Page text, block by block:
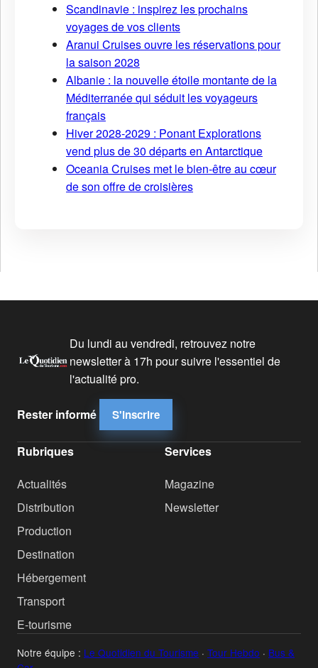
Scandinavie : inspirez les prochains
voyages de vos clients
Aranui Cruises ouvre les réservations pour
la saison 2028
Albanie : la nouvelle étoile montante de la
Méditerranée qui séduit les voyageurs
français
Hiver 2028-2029 : Ponant Explorations
vend plus de 30 départs en Antarctique
Oceania Cruises met le bien-être au cœur
de son offre de croisières
Du lundi au vendredi, retrouvez notre
newsletter à 17h pour suivre l'essentiel de
l'actualité pro.
Rester informé S'inscrire
Rubriques
Actualités
Distribution
Production
Destination
Hébergement
Transport
E-tourisme
Services
Magazine
Newsletter
Notre équipe : Le Quotidien du Tourisme · Tour Hebdo · Bus &